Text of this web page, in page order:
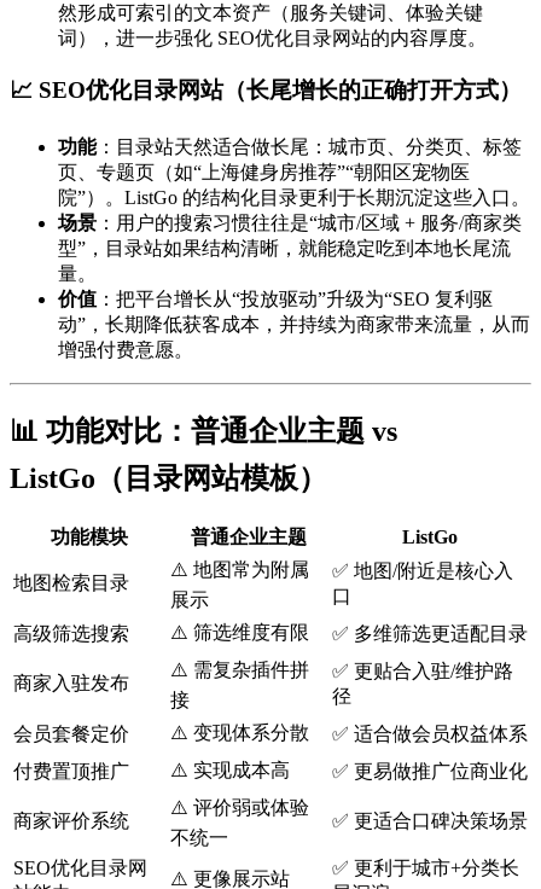
然形成可索引的文本资产（服务关键词、体验关键
词），进一步强化 SEO优化目录网站的内容厚度。
📈 SEO优化目录网站（长尾增长的正确打开方式）
功能：目录站天然适合做长尾：城市页、分类页、标签
页、专题页（如“上海健身房推荐”“朝阳区宠物医
院”）。ListGo 的结构化目录更利于长期沉淀这些入口。
场景 ：用户的搜索习惯往往是“城市/区域 + 服务/商家类
型”，目录站如果结构清晰，就能稳定吃到本地长尾流
量。
价值 ：把平台增长从“投放驱动”升级为“SEO 复利驱
动”，长期降低获客成本，并持续为商家带来流量，从而
增强付费意愿。
📊 功能对比：普通企业主题 vs
ListGo（目录网站模板）
功能模块 普通企业主题 ListGo
地图检索目录
⚠️ 地图常为附属
展示
✅ 地图/附近是核心入
口
高级筛选搜索
⚠️ 筛选维度有限 ✅ 多维筛选更适配目录
商家入驻发布
⚠️ 需复杂插件拼
接
✅ 更贴合入驻/维护路
径
会员套餐定价
⚠️ 变现体系分散
✅ 适合做会员权益体系
付费置顶推广
⚠️ 实现成本高 ✅ 更易做推广位商业化
商家评价系统
⚠️ 评价弱或体验
不统一
✅ 更适合口碑决策场景
SEO优化目录网
⚠️ 更像展示站
✅ 更利于城市+分类长